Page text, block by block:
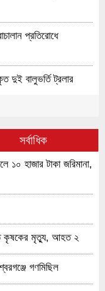
প্রতিরোধে
দুই বালুভর্তি ট্রলার
আহ্বান, তিন বছরেই
গ্রেফতার ৮
এলজিইডির কর্মশালা
সর্বাধিক
১০ হাজার টাকা জরিমানা,
কৃষকের মৃত্যু, আহত ২
গণমিছিল